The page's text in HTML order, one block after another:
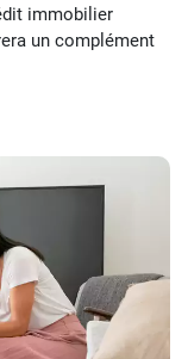
immobilier
un complément